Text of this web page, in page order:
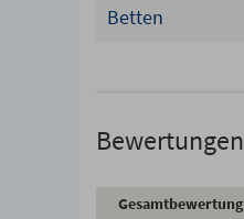
Betten
Bewertungen
Gesamtbewertung